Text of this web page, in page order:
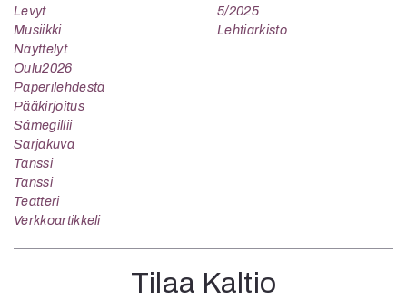
Levyt
Musiikki
Näyttelyt
Oulu2026
Paperilehdestä
Pääkirjoitus
Sámegillii
Sarjakuva
Tanssi
Tanssi
Teatteri
Verkkoartikkeli
5/2025
Lehtiarkisto
Tilaa Kaltio